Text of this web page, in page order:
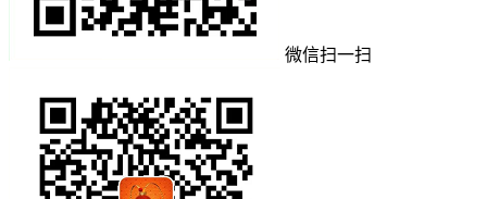
微信扫一扫